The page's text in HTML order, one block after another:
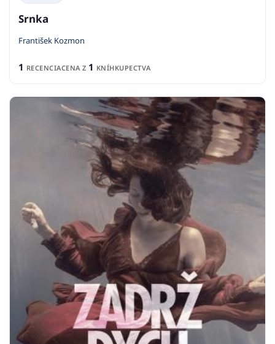
Srnka
František Kozmon
1 RECENCIACENA Z 1 KNÍHKUPECTVA